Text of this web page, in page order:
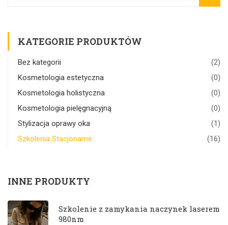
KATEGORIE PRODUKTÓW
Bez kategorii
(2)
Kosmetologia estetyczna
(0)
Kosmetologia holistyczna
(0)
Kosmetologia pielęgnacyjną
(0)
Stylizacja oprawy oka
(1)
Szkolenia Stacjonarne
(16)
INNE PRODUKTY
Szkolenie z zamykania naczynek laserem
980nm